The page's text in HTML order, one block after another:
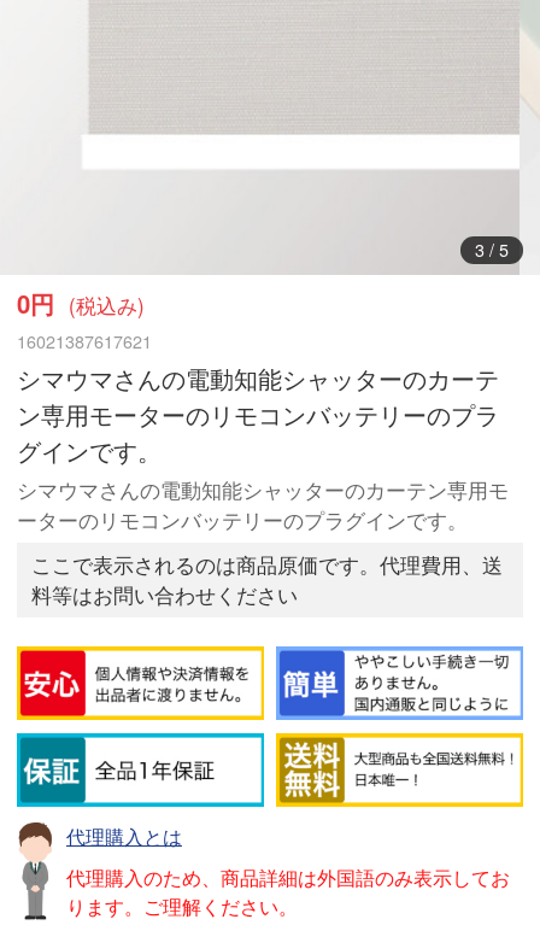
3/ 5
0円 (税込み)
16021387617621
シマウマさんの電動知能シャッターのカーテ
ン専用モーターのリモコンバッテリーのプラ
グインです。
シマウマさんの電動知能シャッターのカーテン専用モ
ーターのリモコンバッテリーのプラグインです。
ここで表示されるのは商品原価です。代理費用、送
料等はお問い合わせください
代理購入とは
代理購入のため、商品詳細は外国語のみ表示してお
ります。ご理解ください。